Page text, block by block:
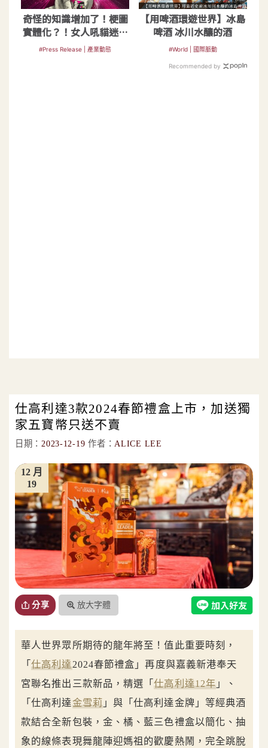
奇怪的知識增加了！梗圖
實體化？！女人吼貓迷因
超酸啤酒新上市
#Press Release | 產業動態
【用啤酒環遊世界】冰島
啤酒 冰川水釀的酒
#World | 國際脈動
Recommended by
仕高利達3款2024春節禮盒上市，加送獨
家五寶幣只送不賣
日期：2023-12-19 作者：ALICE LEE
19
12 月
分享 放大字體
華人世界眾所期待的龍年將至！值此重要時刻，
「仕高利達2024春節禮盒」再度與嘉義新港奉天
宮聯名推出三款新品，精選「仕高利達12年 」、
「仕高利達金雪莉」與「仕高利達金牌」等經典酒
款結合全新包裝，金、橘、藍三色禮盒以簡化、抽
象的線條表現舞龍陣迎媽祖的歡慶熱鬧，完全跳脫